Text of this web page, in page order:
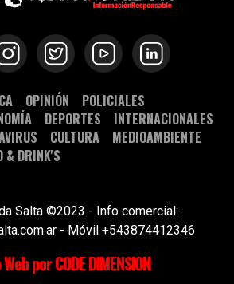
OPINIÓN
POLICIALES
DEPORTES
INTERNACIONALES
CULTURA
MEDIOAMBIENTE
& DRINK'S
Salta ©2023 - Info comercial:
- Móvil +543874412346
por CODE DIMENSION